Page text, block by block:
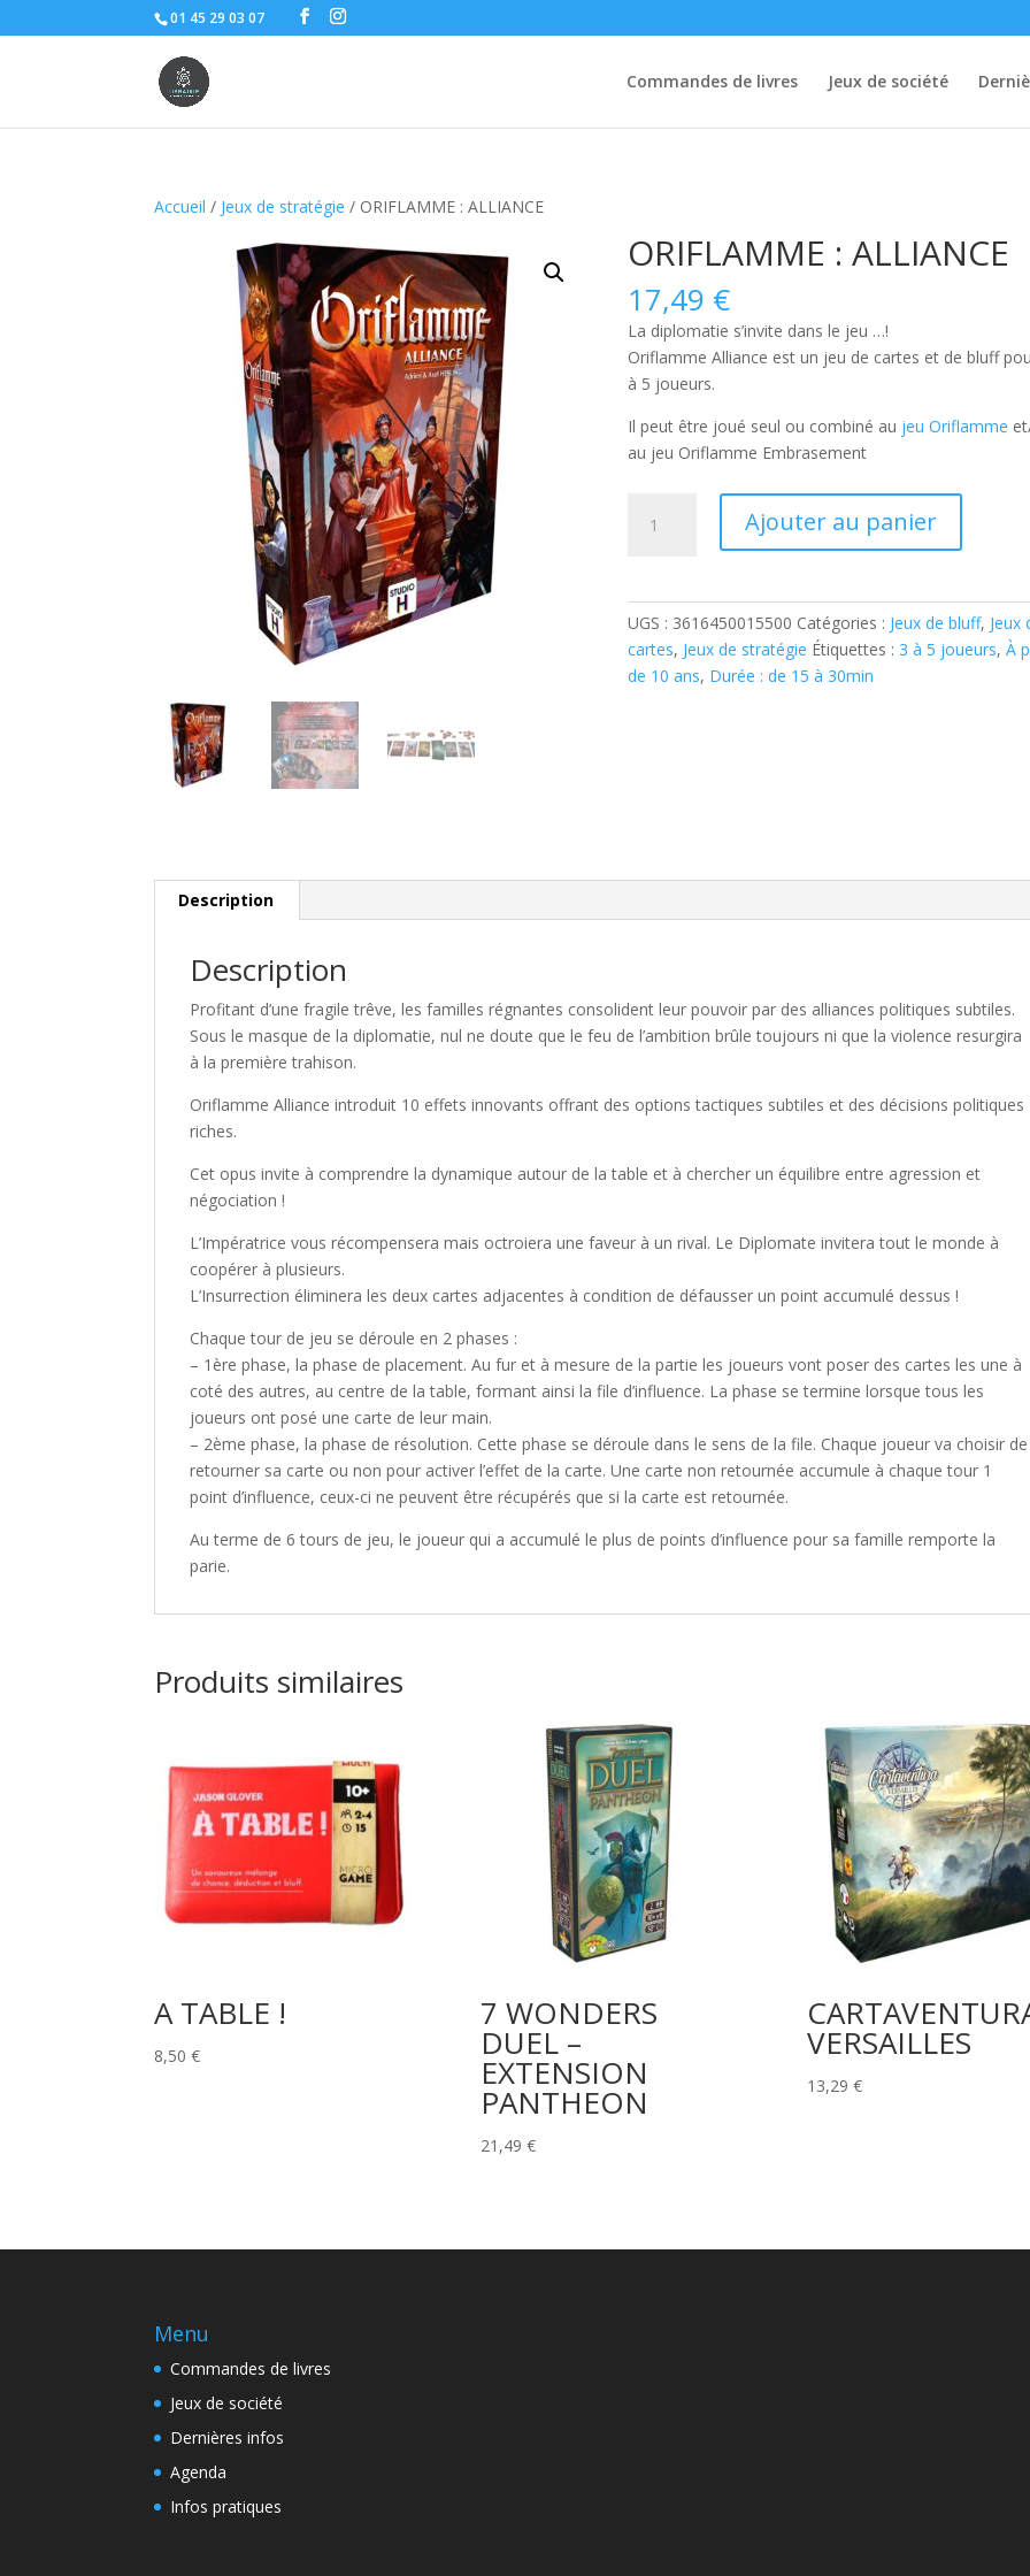
01 45 29 03 07
Commandes de livres Jeux de société
Accueil / Jeux de stratégie / ORIFLAMME : ALLIANCE
ORIFLAMME : ALLIANCE
17,49 €
La diplomatie s’invite dans le jeu …!
Oriflamme Alliance est un jeu de cartes et de bluff
à 5 joueurs.
Il peut être joué seul ou combiné au jeu Oriflamme
au jeu Oriflamme Embrasement
ORIFLAMME
Ajouter au panier
UGS : 3616450015500 Catégories : Jeux de bluff, Jeux
cartes, Jeux de stratégie Étiquettes : 3 à 5 joueurs,À
de 10 ans, Durée : de 15 à 30min
Description
Description
Profitant d’une fragile trêve, les familles régnantes consolident leur pouvoir par des alliances politiques subtiles.
Sous le masque de la diplomatie, nul ne doute que le feu de l’ambition brûle toujours ni que la violence resurgira
à la première trahison.
Oriflamme Alliance introduit 10 effets innovants offrant des options tactiques subtiles et des décisions politiques
riches.
Cet opus invite à comprendre la dynamique autour de la table et à chercher un équilibre entre agression et
négociation !
L’Impératrice vous récompensera mais octroiera une faveur à un rival. Le Diplomate invitera tout le monde à
coopérer à plusieurs.
L’Insurrection éliminera les deux cartes adjacentes à condition de défausser un point accumulé dessus !
Chaque tour de jeu se déroule en 2 phases :
– 1ère phase, la phase de placement. Au fur et à mesure de la partie les joueurs vont poser des cartes les une à
coté des autres, au centre de la table, formant ainsi la file d’influence. La phase se termine lorsque tous les
joueurs ont posé une carte de leur main.
– 2ème phase, la phase de résolution. Cette phase se déroule dans le sens de la file. Chaque joueur va choisir de
retourner sa carte ou non pour activer l’effet de la carte. Une carte non retournée accumule à chaque tour 1
point d’influence, ceux-ci ne peuvent être récupérés que si la carte est retournée.
Au terme de 6 tours de jeu, le joueur qui a accumulé le plus de points d’influence pour sa famille remporte la
parie.
Produits similaires
A TABLE !
8,50€
7 WONDERS
DUEL –
EXTENSION
PANTHEON
21,49 €
VERSAILLES
13,29 €
Menu
Commandes de livres
Jeux de société
Dernières infos
Agenda
Infos pratiques